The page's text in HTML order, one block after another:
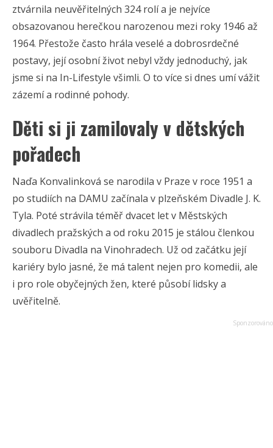
ztvárnila neuvěřitelných 324 rolí a je nejvíce
obsazovanou herečkou narozenou mezi roky 1946 až
1964. Přestože často hrála veselé a dobrosrdečné
postavy, její osobní život nebyl vždy jednoduchý, jak
jsme si na In-Lifestyle všimli. O to více si dnes umí vážit
zázemí a rodinné pohody.
Děti si ji zamilovaly v dětských
pořadech
Naďa Konvalinková se narodila v Praze v roce 1951 a
po studiích na DAMU začínala v plzeňském Divadle J. K.
Tyla. Poté strávila téměř dvacet let v Městských
divadlech pražských a od roku 2015 je stálou členkou
souboru Divadla na Vinohradech. Už od začátku její
kariéry bylo jasné, že má talent nejen pro komedii, ale
i pro role obyčejných žen, které působí lidsky a
uvěřitelně.